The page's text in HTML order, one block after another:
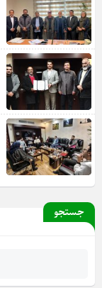
جستجو